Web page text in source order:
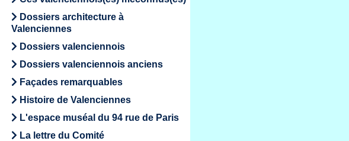
Dossiers architecture à
Valenciennes
Dossiers valenciennois
Dossiers valenciennois anciens
Façades remarquables
Histoire de Valenciennes
L'espace muséal du 94 rue de Paris
La lettre du Comité